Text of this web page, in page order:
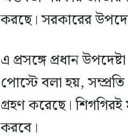
করছে। সরকারের
এ প্রসঙ্গে প্রধান
পোস্টে বলা হয়,
গ্রহণ করেছে।
করবে।